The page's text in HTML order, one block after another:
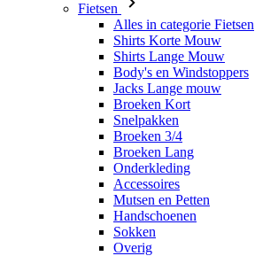
Fietsen
Alles in categorie Fietsen
Shirts Korte Mouw
Shirts Lange Mouw
Body's en Windstoppers
Jacks Lange mouw
Broeken Kort
Snelpakken
Broeken 3/4
Broeken Lang
Onderkleding
Accessoires
Mutsen en Petten
Handschoenen
Sokken
Overig